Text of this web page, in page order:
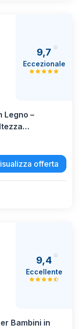
9,7
Eccezionale
Legno –
e
offerta
9,4
Eccellente
Bambini in